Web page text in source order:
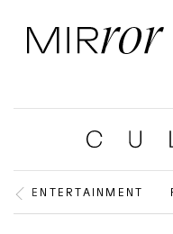
ENTERTAINMENT